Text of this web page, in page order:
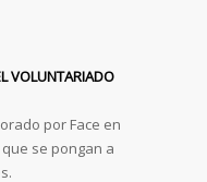
VOLUNTARIADO
por Face en
se pongan a